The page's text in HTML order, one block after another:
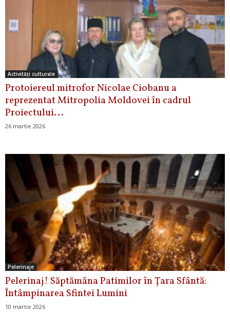
Activități culturale
Protoiereul mitrofor Nicolae Ciobanu a
reprezentat Mitropolia Moldovei în cadrul
Proiectului...
26 martie 2026
Pelerinaje
Pelerinaj! Săptămâna Patimilor în Țara Sfântă:
Întâmpinarea Sfintei Lumini
10 martie 2026